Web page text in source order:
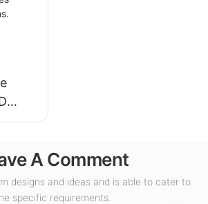
que A Comment
designs and ideas and is able to cater to
specific requirements.